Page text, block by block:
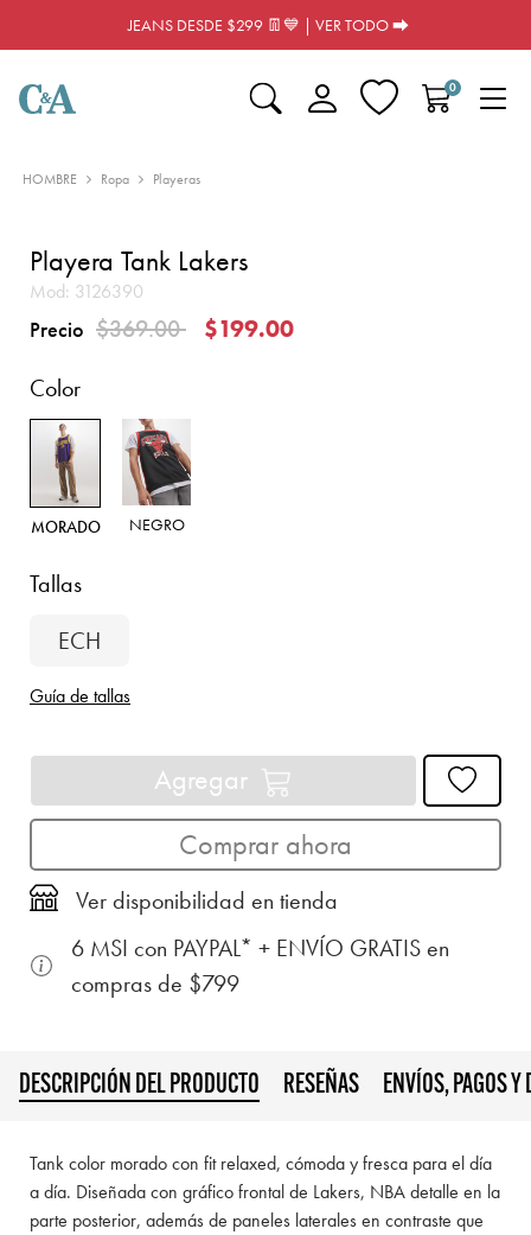
JEANS DESDE $299 👖💙 | VER TODO ⮕
0
HOMBRE Ropa Playeras
Playera Tank Lakers
Mod: 3126390
Precio Precio reducido de
$369.00a
$199.00
Color
MORADO NEGRO
Tallas
ECH
Guía de tallas
Agregar
Comprar ahora
Ver disponibilidad en tienda
6 MSI con PAYPAL* + ENVÍO GRATIS en
compras de $799
DESCRIPCIÓN DEL PRODUCTO RESEÑAS ENVÍOS, PAGOS Y
Tank color morado con fit relaxed, cómoda y fresca para el día
a día. Diseñada con gráfico frontal de Lakers, NBA detalle en la
parte posterior, además de paneles laterales en contraste que